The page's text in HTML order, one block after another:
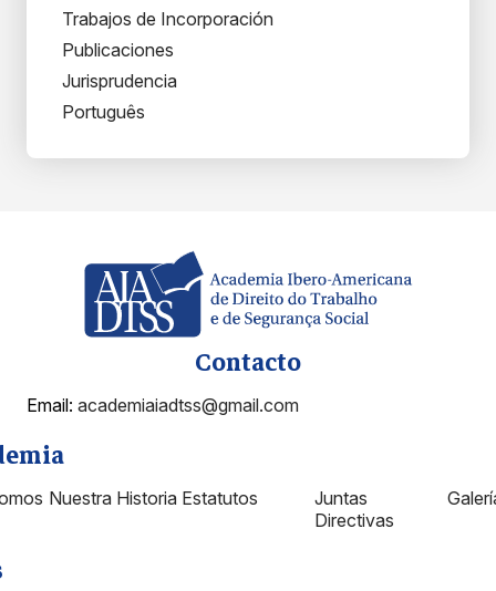
Trabajos de Incorporación
Publicaciones
Jurisprudencia
Português
Contacto
Email: academiaiadtss@gmail.com
Nuestra Historia Estatutos
Juntas
Directivas